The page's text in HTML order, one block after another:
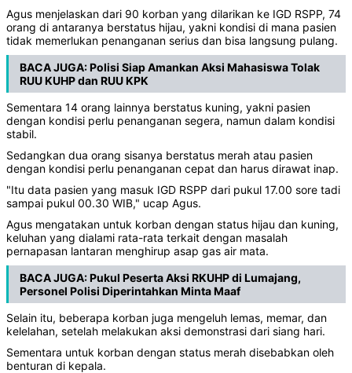
Agus menjelaskan dari 90 korban yang dilarikan ke IGD RSPP, 74
orang di antaranya berstatus hijau, yakni kondisi di mana pasien
tidak memerlukan penanganan serius dan bisa langsung pulang.
BACA JUGA:Polisi Siap Amankan Aksi Mahasiswa Tolak
RUU KUHP dan RUU KPK
Sementara 14 orang lainnya berstatus kuning, yakni pasien
dengan kondisi perlu penanganan segera, namun dalam kondisi
stabil.
Sedangkan dua orang sisanya berstatus merah atau pasien
dengan kondisi perlu penanganan cepat dan harus dirawat inap.
"Itu data pasien yang masuk IGD RSPP dari pukul 17.00 sore tadi
sampai pukul 00.30 WIB," ucap Agus.
Agus mengatakan untuk korban dengan status hijau dan kuning,
keluhan yang dialami rata-rata terkait dengan masalah
pernapasan lantaran menghirup asap gas air mata.
BACA JUGA:Pukul Peserta Aksi RKUHP di Lumajang,
Personel Polisi Diperintahkan Minta Maaf
Selain itu, beberapa korban juga mengeluh lemas, memar, dan
kelelahan, setelah melakukan aksi demonstrasi dari siang hari.
Sementara untuk korban dengan status merah disebabkan oleh
benturan di kepala.